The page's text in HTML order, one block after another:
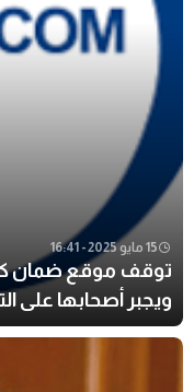
15 مايو 2025 - 16:41
توقف موقع ضمان
ويجبر أصحابها على